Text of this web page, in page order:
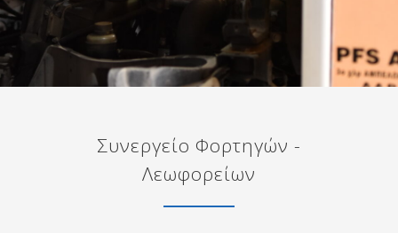
Συνεργείο Φορτηγών -
Λεωφορείων